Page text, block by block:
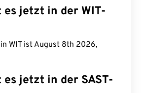
es jetzt in der WIT-
WIT ist August 8th 2026,
es jetzt in der SAST-